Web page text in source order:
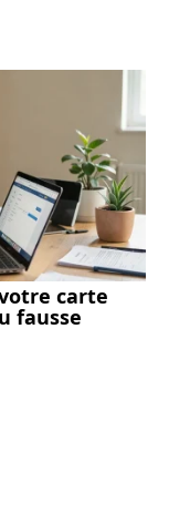
carte
fausse